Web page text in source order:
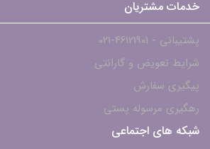
خدمات مشتریان
پشتیبانی - ۴۶۱۲۱۹۰۱-021
شرایط تعویض و گارانتی
پیگیری سفارش
رهگیری مرسوله پستی
شبکه های اجتماعی